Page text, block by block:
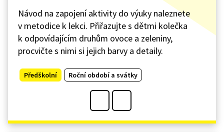
Návod na zapojení aktivity do výuky naleznete
v metodice k lekci. Přiřazujte s dětmi kolečka
k odpovídajícím druhům ovoce a zeleniny,
procvičte s nimi si jejich barvy a detaily.
Předškolní Roční období a svátky